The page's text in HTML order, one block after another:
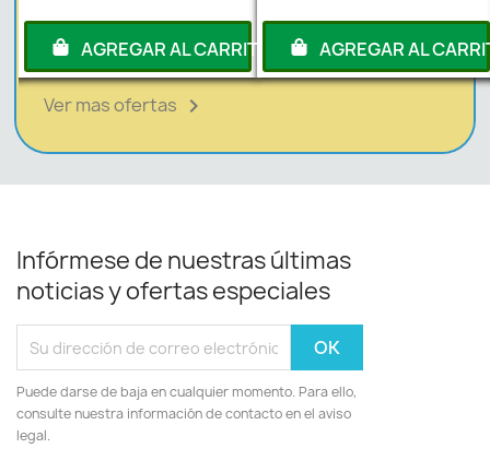
AGREGAR AL CARRITO AGREGAR AL
Ver mas ofertas 
Infórmese de nuestras últimas
noticias y ofertas especiales
Puede darse de baja en cualquier momento. Para ello,
consulte nuestra información de contacto en el aviso
legal.